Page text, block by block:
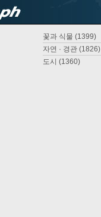
꽃과 식물 (1399)
자연 · 경관 (1826)
도시 (1360)